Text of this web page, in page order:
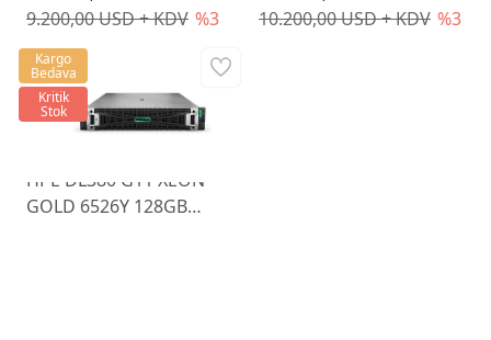
9.200,00 USD + KDV %3
10.200,00 USD + KDV %3
HPE DL380 G11 XEON
GOLD 6526Y 128GB
Kargo
Bedava
Kritik
Stok